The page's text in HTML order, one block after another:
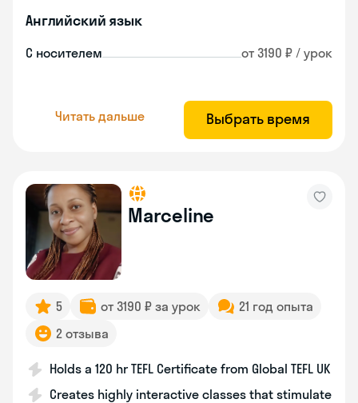
Английский язык
С носителем от 3190 ₽ / урок
Читать дальше Выбрать время
Marceline
5 от 3190 ₽ за урок
21 год опыта
2 отзыва
Holds a 120 hr TEFL Certificate from Global TEFL UK
Creates highly interactive classes that stimulate